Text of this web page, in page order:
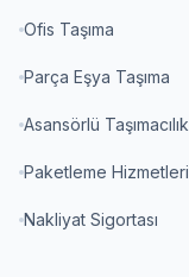
Ofis Taşıma
Parça Eşya Taşıma
Asansörlü Taşımacılık
Paketleme Hizmetleri
Nakliyat Sigortası